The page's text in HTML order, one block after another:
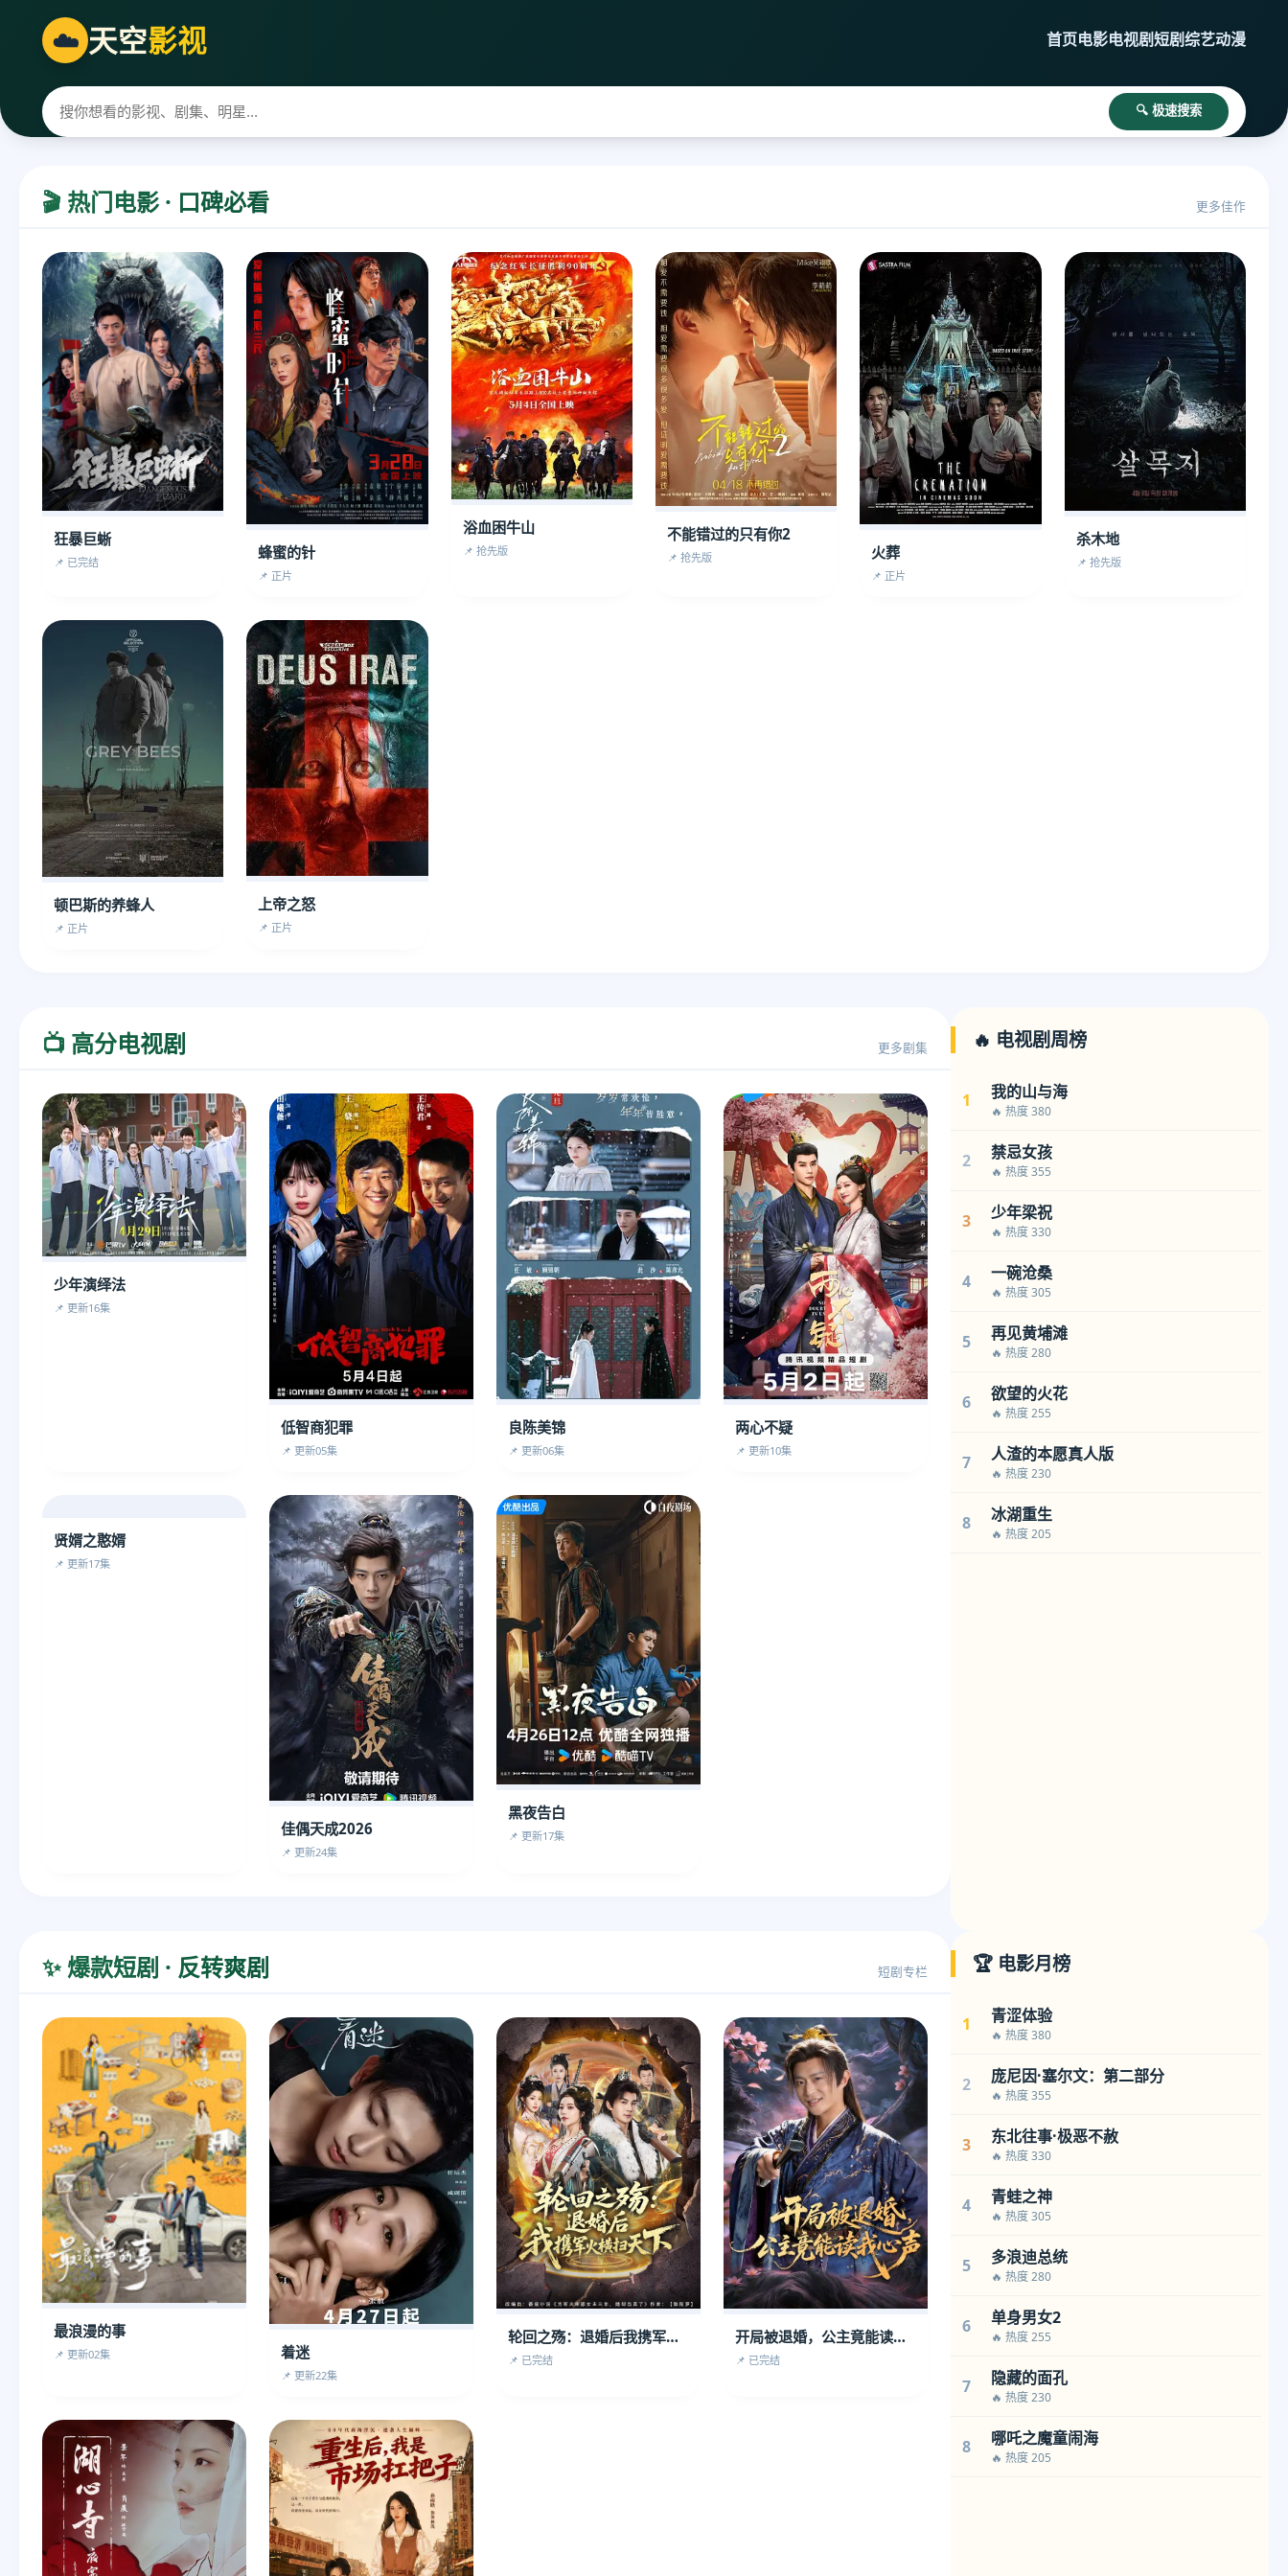
☁️ 天空影视 首页电影电视剧短剧综艺动漫
🔍 极速搜索
🎬 热门电影 · 口碑必看 更多佳作
狂暴巨蜥
📌 已完结
蜂蜜的针
📌 正片
浴血困牛山
📌 抢先版
不能错过的只有你2
📌 抢先版 火葬
📌 正片
杀木地
📌 抢先版
顿巴斯的养蜂人
📌 正片
上帝之怒
📌 正片
📺 高分电视剧 更多剧集
少年演绎法
📌 更新16集
低智商犯罪
📌 更新05集
良陈美锦
📌 更新06集
两心不疑
📌 更新10集
贤婿之憨婿
📌 更新17集
佳偶天成2026
📌 更新24集
黑夜告白
📌 更新17集
🔥 电视剧周榜
1 我的山与海
🔥 热度 380
2 禁忌女孩
🔥 热度 355
3 少年梁祝
🔥 热度 330
4 一碗沧桑
🔥 热度 305
5 再见黄埔滩
🔥 热度 280
6 欲望的火花
🔥 热度 255
7 人渣的本愿真人版
🔥 热度 230
8 冰湖重生
🔥 热度 205
✨ 爆款短剧 · 反转爽剧 短剧专栏
最浪漫的事
📌 更新02集 着迷
📌 更新22集
轮回之殇：退婚后我携军火横扫天下
📌 已完结
开局被退婚，公主竟能读我心声
📌 已完结
🏆 电影月榜
1 青涩体验
🔥 热度 380
2 庞尼因·塞尔文：第二部分
🔥 热度 355
3 东北往事·极恶不赦
🔥 热度 330
4 青蛙之神
🔥 热度 305
5 多浪迪总统
🔥 热度 280
6 单身男女2
🔥 热度 255
7 隐藏的面孔
🔥 热度 230
8 哪吒之魔童闹海
🔥 热度 205